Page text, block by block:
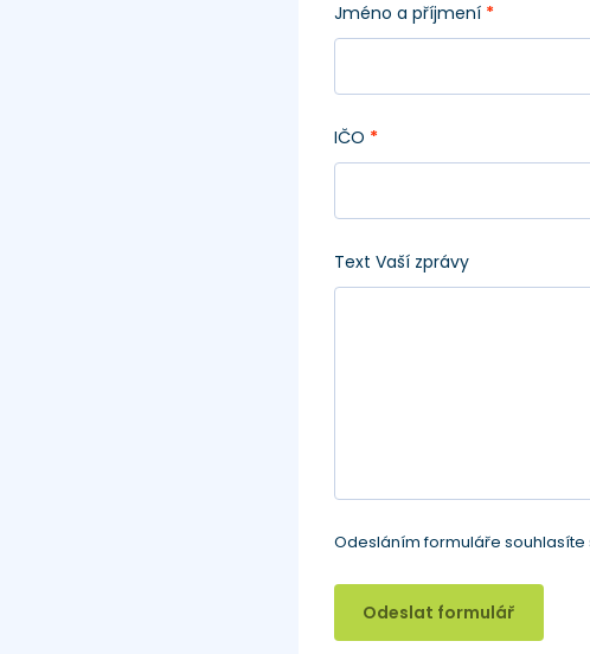
Jméno a příjmení *
IČO *
Text Vaší zprávy
Odesláním formuláře souhlasíte
Odeslat formulář